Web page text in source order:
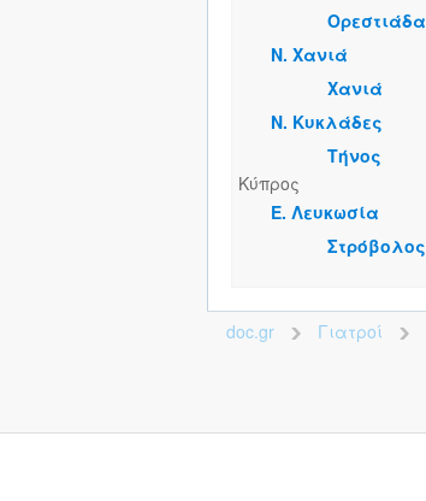
Ορεστιάδα
Ν. Χανιά
Χανιά
Ν. Κυκλάδες
Τήνος
Κύπρος
Ε. Λευκωσία
Στρόβολος
doc.gr >Γιατροί